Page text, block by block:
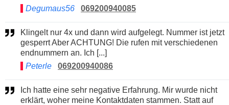
Degumaus56
069200940085
Klingelt nur 4x und dann wird aufgelegt. Nummer ist jetzt
gesperrt Aber ACHTUNG! Die rufen mit verschiedenen
endnummern an. Ich [...]
Peterle
069200940086
erklärt, woher meine Kontaktdaten stammen. Statt auf